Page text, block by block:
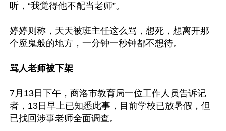
听，“我觉得他不配当老师”。
婷婷则称，天天被班主任这么骂，想死，想离开那
个魔鬼般的地方，一分钟一秒钟都不想待。
骂人老师被下架
7月13日下午，商洛市教育局一位工作人员告诉记
者，13日早上已知悉此事，目前学校已放暑假，但
已找回涉事老师全面调查。